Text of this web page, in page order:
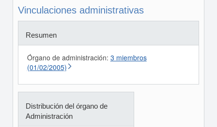
Vinculaciones administrativas
Resumen
Órgano de administración: 3 miembros
(01/02/2005)
Distribución del órgano de
Administración